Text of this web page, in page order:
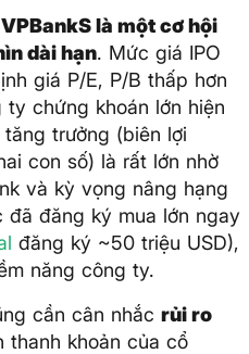
VPBankS là một cơ hội
dài hạn. Mức giá IPO
giá P/E, P/B thấp hơn
chứng khoán lớn hiện
trưởng (biên lợi
con số) là rất lớn nhờ
và kỳ vọng nâng hạng
đăng ký mua lớn ngay
đăng ký ~50 triệu USD),
năng công ty.
cần cân nhắc rủi ro
thanh khoản của cổ